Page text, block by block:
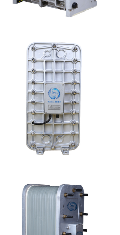
GE EDI模块维修
MK-TC100 EDI超纯水